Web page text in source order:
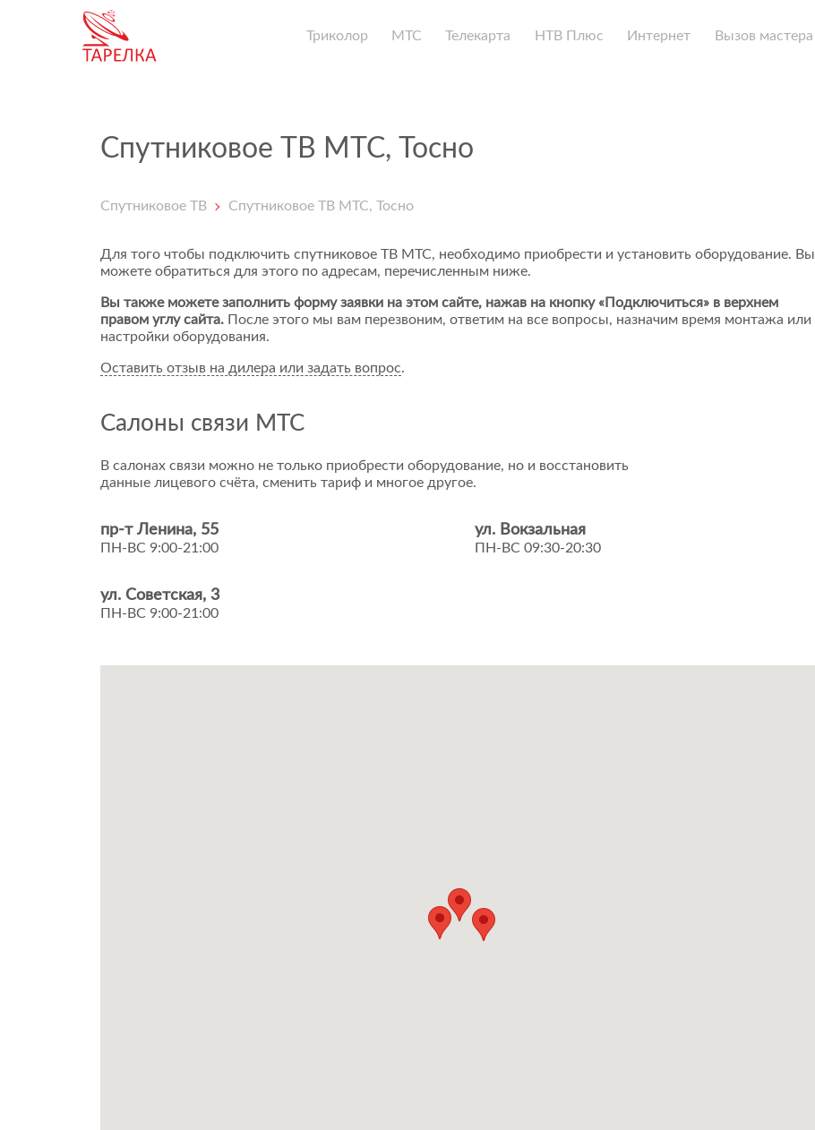
Триколор МТС Телекарта НТВ Плюс Интернет Вызов мастера
Спутниковое ТВ МТС, Тосно
Спутниковое ТВ Спутниковое ТВ МТС, Тосно
Для того чтобы подключить спутниковое ТВ МТС, необходимо приобрести и установить оборудование. Вы
можете обратиться для этого по адресам, перечисленным ниже.
Вы также можете заполнить форму заявки на этом сайте, нажав на кнопку «Подключиться» в верхнем
правом углу сайта. После этого мы вам перезвоним, ответим на все вопросы, назначим время монтажа или
настройки оборудования.
Оставить отзыв на дилера или задать вопрос.
Салоны связи МТС
В салонах связи можно не только приобрести оборудование, но и восстановить
данные лицевого счёта, сменить тариф и многое другое.
пр-т Ленина, 55
ПН-ВС 9:00-21:00
ул. Вокзальная
ПН-ВС 09:30-20:30
ул. Советская, 3
ПН-ВС 9:00-21:00